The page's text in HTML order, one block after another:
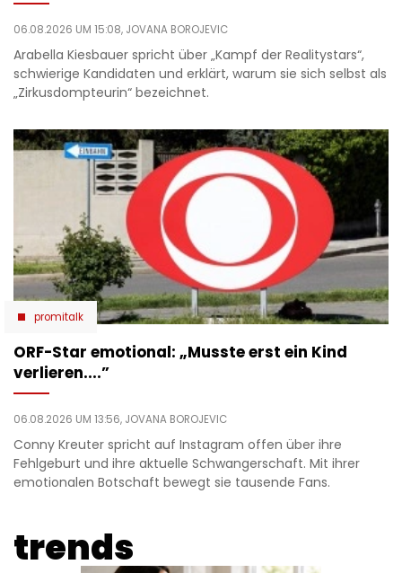
06.08.2026 UM 15:08, JOVANA BOROJEVIC
Arabella Kiesbauer spricht über „Kampf der Realitystars“,
schwierige Kandidaten und erklärt, warum sie sich selbst als
„Zirkusdompteurin“ bezeichnet.
promitalk
ORF-Star emotional: „Musste erst ein Kind
verlieren....”
06.08.2026 UM 13:56, JOVANA BOROJEVIC
Conny Kreuter spricht auf Instagram offen über ihre
Fehlgeburt und ihre aktuelle Schwangerschaft. Mit ihrer
emotionalen Botschaft bewegt sie tausende Fans.
trends